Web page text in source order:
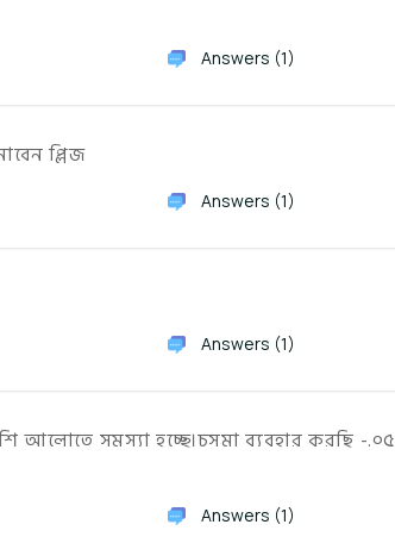
Answers (1)
প্লিজ
Answers (1)
Answers (1)
সমস্যা হচ্ছে।চসমা ব্যবহার করছি -.০৫
Answers (1)